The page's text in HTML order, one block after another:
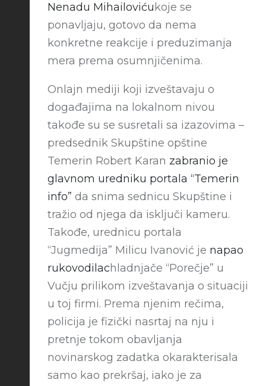
Nenadu Mihailoviću koje se
ponavljaju, gotovo da nema
konkretne reakcije i preduzimanja
mera prema osumnjičenima.
Onlajn mediji koji izveštavaju o
događajima na lokalnom nivou
takođe su se susretali sa izazovima –
predsednik Skupštine opštine
Temerin Robert Karan zabranio je
glavnom uredniku portala “Temerin
info” da snima sednicu Skupštine i
tražio od njega da isključi kameru.
Takođe, urednicu portala
“Jugmedija” Milicu Ivanović je napao
rukovodilachladnjače “Porečje” u
Vučju prilikom izveštavanja o situaciji
u toj firmi. Prema njenim rečima,
policija je fizički nasrtaj na nju i
pretnje tokom obavljanja
novinarskog zadatka okarakterisala
samo kao prekršaj, iako je za